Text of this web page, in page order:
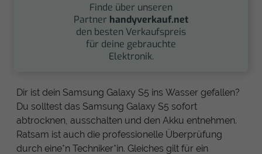
Finde über unseren
Partner handyverkauf.net
den besten Verkaufspreis
für deine gebrauchte
Elektronik.
Dir ist dein Samsung Galaxy S5 ins Wasser gefallen?
Du solltest das Samsung Galaxy S5 sofort
abtrocknen, ausschalten und den Akku entnehmen.
Ratsam ist auch die professionelle Überprüfung
durch eine*n Techniker*in. Gleiches gilt für ein